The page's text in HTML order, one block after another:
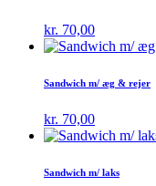
kr. 70,00
Sandwich m/ æg & rejer
kr. 70,00
Sandwich m/ laks